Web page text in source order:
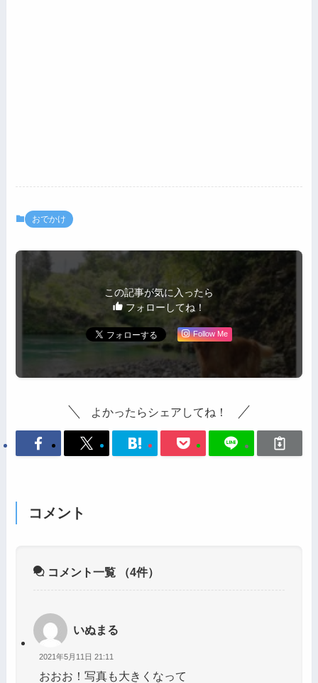
おでかけ
この記事が気に入ったら
フォローしてね！
Follow Me
よかったらシェアしてね！
コメント
コメント一覧 （4件）
いぬまる
2021年5月11日 21:11
おおお！写真も大きくなって